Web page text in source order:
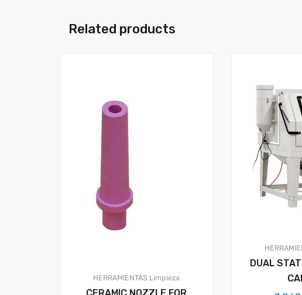
Related products
HERRAMIENTAS Limpieza
DUAL